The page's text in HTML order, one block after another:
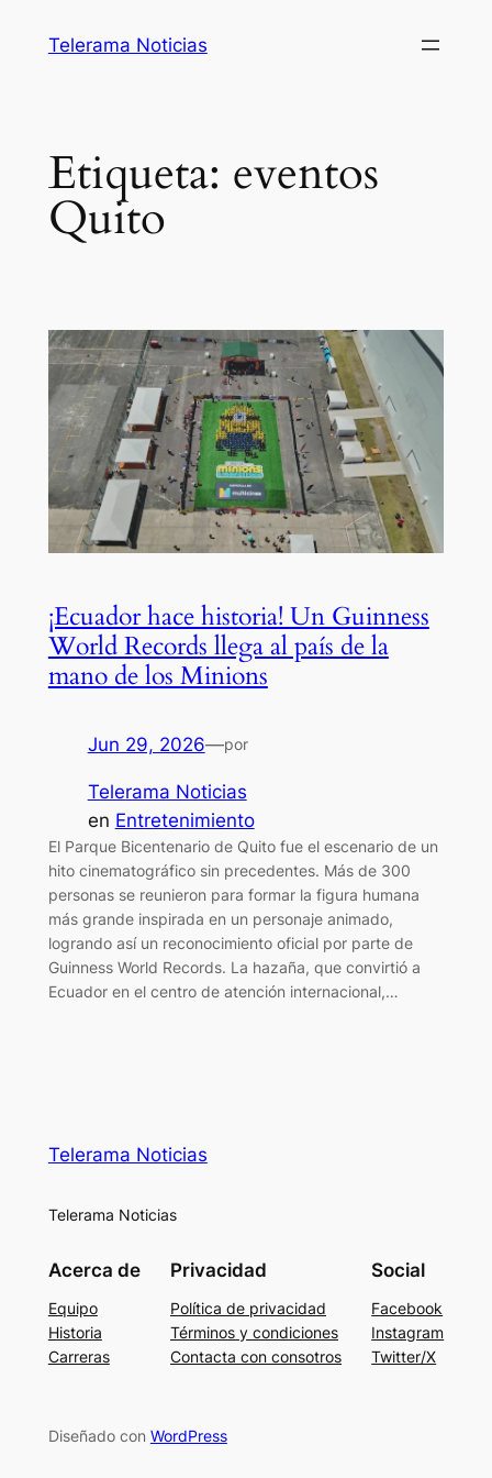
Telerama Noticias
Etiqueta: eventos
Quito
¡Ecuador hace historia! Un Guinness
World Records llega al país de la
mano de los Minions
Jun 29, 2026—por
Telerama Noticias
en Entretenimiento
El Parque Bicentenario de Quito fue el escenario de un
hito cinematográfico sin precedentes. Más de 300
personas se reunieron para formar la figura humana
más grande inspirada en un personaje animado,
logrando así un reconocimiento oficial por parte de
Guinness World Records. La hazaña, que convirtió a
Ecuador en el centro de atención internacional,…
Telerama Noticias
Telerama Noticias
Acerca de
Equipo
Historia
Carreras
Privacidad
Política de privacidad
Términos y condiciones
Contacta con consotros
Social
Facebook
Instagram
Twitter/X
Diseñado con WordPress